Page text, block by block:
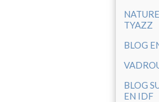
TYAZZ
BLOG
BLOG
EN IDF